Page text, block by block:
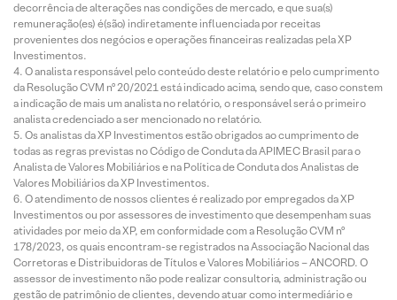
decorrência de alterações nas condições de mercado, e que sua(s)
remuneração(es) é(são) indiretamente influenciada por receitas
provenientes dos negócios e operações financeiras realizadas pela XP
Investimentos.
O analista responsável pelo conteúdo deste relatório e pelo cumprimento
da Resolução CVM nº 20/2021 está indicado acima, sendo que, caso constem
a indicação de mais um analista no relatório, o responsável será o primeiro
analista credenciado a ser mencionado no relatório.
Os analistas da XP Investimentos estão obrigados ao cumprimento de
todas as regras previstas no Código de Conduta da APIMEC Brasil para o
Analista de Valores Mobiliários e na Política de Conduta dos Analistas de
Valores Mobiliários da XP Investimentos.
O atendimento de nossos clientes é realizado por empregados da XP
Investimentos ou por assessores de investimento que desempenham suas
atividades por meio da XP, em conformidade com a Resolução CVM nº
178/2023, os quais encontram-se registrados na Associação Nacional das
Corretoras e Distribuidoras de Títulos e Valores Mobiliários – ANCORD. O
assessor de investimento não pode realizar consultoria, administração ou
gestão de patrimônio de clientes, devendo atuar como intermediário e